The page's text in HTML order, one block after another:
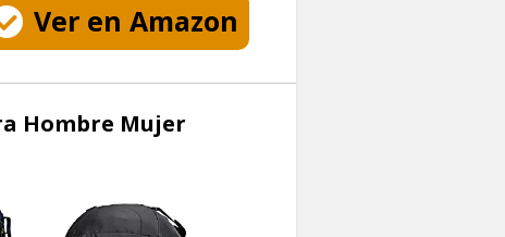
Ver en Amazon
Hombre Mujer